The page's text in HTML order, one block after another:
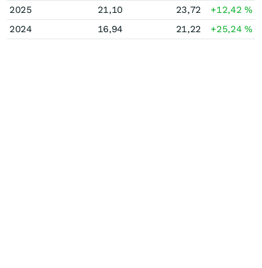
2025
21,10 23,72 +12,42%
2024
16,94 21,22 +25,24%